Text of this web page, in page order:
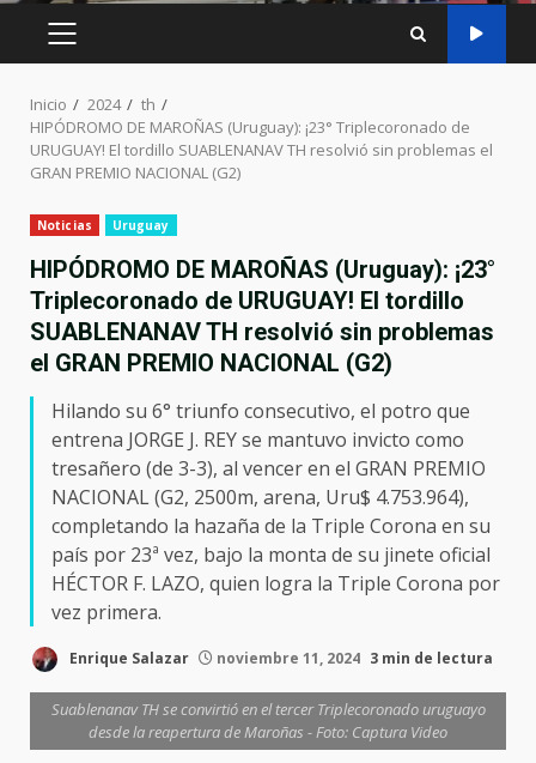
MENÚ
Inicio 2024
th
HIPÓDROMO DE MAROÑAS (Uruguay): ¡23° Triplecoronado de
URUGUAY! El tordillo SUABLENANAV TH resolvió sin problemas el
GRAN PREMIO NACIONAL (G2)
Noticias Uruguay
HIPÓDROMO DE MAROÑAS (Uruguay): ¡23°
Triplecoronado de URUGUAY! El tordillo
SUABLENANAV TH resolvió sin problemas
el GRAN PREMIO NACIONAL (G2)
Hilando su 6° triunfo consecutivo, el potro que
entrena JORGE J. REY se mantuvo invicto como
tresañero (de 3-3), al vencer en el GRAN PREMIO
NACIONAL (G2, 2500m, arena, Uru$ 4.753.964),
completando la hazaña de la Triple Corona en su
país por 23ª vez, bajo la monta de su jinete oficial
HÉCTOR F. LAZO, quien logra la Triple Corona por
vez primera.
Enrique Salazar noviembre 11, 2024 3 min de lectura
Suablenanav TH se convirtió en el tercer Triplecoronado uruguayo
desde la reapertura de Maroñas - Foto: Captura Video